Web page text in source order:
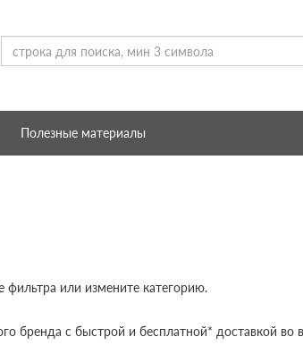
Полезные материалы
фильтра или измените категорию.
бренда с быстрой и бесплатной* доставкой